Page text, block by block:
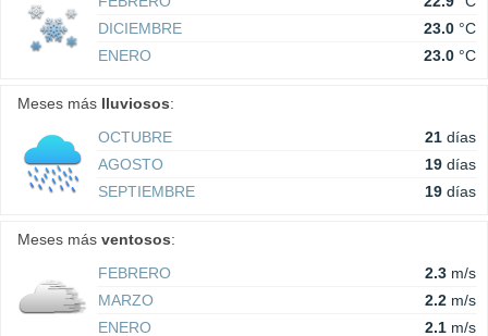
DICIEMBRE
23.0 °C
ENERO
23.0 °C
Meses más lluviosos:
OCTUBRE
21 días
AGOSTO
19 días
SEPTIEMBRE
19 días
Meses más ventosos:
FEBRERO
2.3 m/s
MARZO
2.2 m/s
ENERO
2.1 m/s